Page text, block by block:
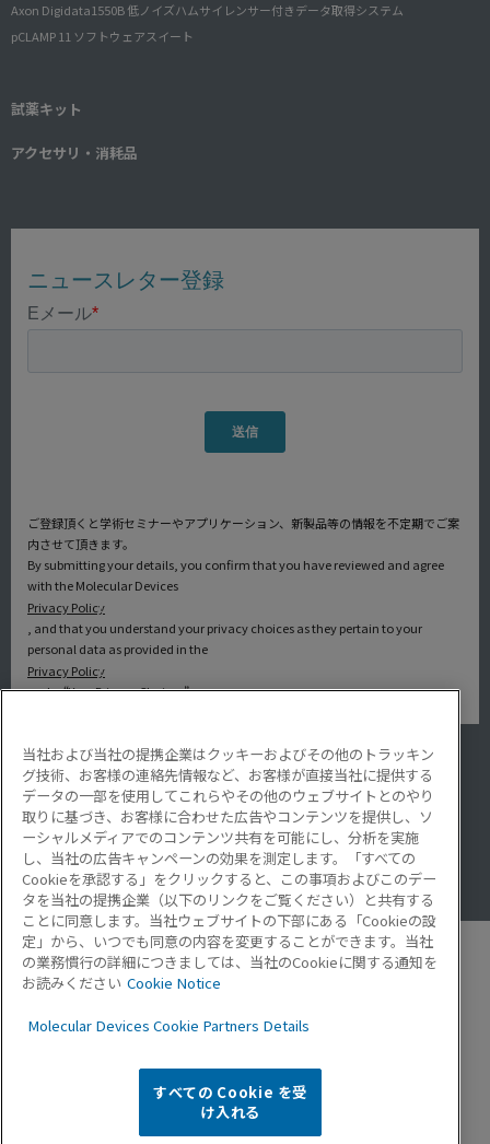
Axon Digidata1550B 低ノイズハムサイレンサー付きデータ取得システム
pCLAMP 11 ソフトウェアスイート
試薬キット
アクセサリ・消耗品
ご登録頂くと学術セミナーやアプリケーション、新製品等の情報を不定期でご案
内させて頂きます。
By submitting your details, you confirm that you have reviewed and agree
with the Molecular Devices
Privacy Policy
, and that you understand your privacy choices as they pertain to your
personal data as provided in the
Privacy Policy
under “Your Privacy Choices”.
アプリケーション
サービス・サポート
導入事例
Lab Note
アプリケーションノート
Resource Hub
Video Gallery
企業情報
当社および当社の提携企業はクッキーおよびその他のトラッキン
グ技術、お客様の連絡先情報など、お客様が直接当社に提供する
データの一部を使用してこれらやその他のウェブサイトとのやり
取りに基づき、お客様に合わせた広告やコンテンツを提供し、ソ
ーシャルメディアでのコンテンツ共有を可能にし、分析を実施
し、当社の広告キャンペーンの効果を測定します。「すべての
Cookieを承認する」をクリックすると、この事項およびこのデー
タを当社の提携企業（以下のリンクをご覧ください）と共有する
ことに同意します。当社ウェブサイトの下部にある「Cookieの設
定」から、いつでも同意の内容を変更することができます。当社
の業務慣行の詳細につきましては、当社のCookieに関する通知を
お読みください Cookie Notice
Molecular Devices Cookie Partners Details
すべての Cookie を受
け入れる